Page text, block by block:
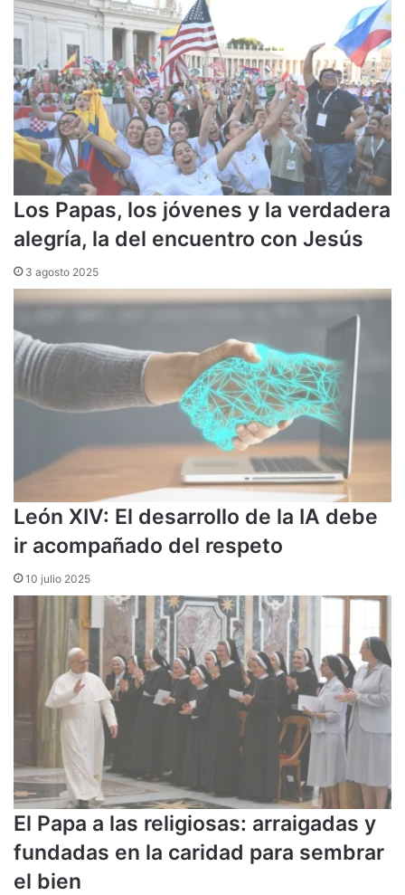
Los Papas, los jóvenes y la verdadera
alegría, la del encuentro con Jesús
3 agosto 2025
León XIV: El desarrollo de la IA debe
ir acompañado del respeto
10 julio 2025
El Papa a las religiosas: arraigadas y
fundadas en la caridad para sembrar
el bien